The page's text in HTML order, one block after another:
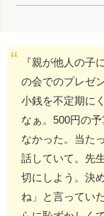
『親が他人の子
の会でのプレゼ
小銭を不定期に
なぁ。500円の
なかった。当た
話していて。先
切にしよう。決
ね」と言ってい